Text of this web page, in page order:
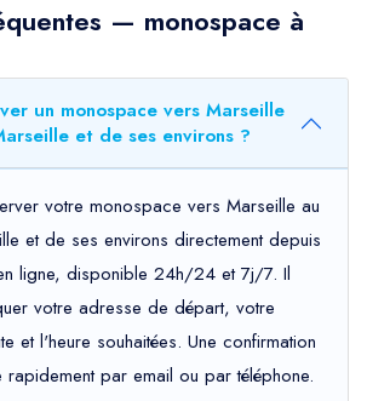
— monospace à
un monospace vers Marseille
et de ses environs ?
votre monospace vers Marseille au
et de ses environs directement depuis
ligne, disponible 24h/24 et 7j/7. Il
votre adresse de départ, votre
et l'heure souhaitées. Une confirmation
rapidement par email ou par téléphone.